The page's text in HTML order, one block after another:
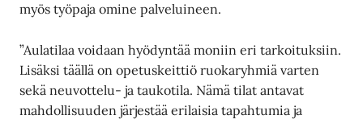
myös työpaja omine palveluineen.
”Aulatilaa voidaan hyödyntää moniin eri tarkoituksiin.
Lisäksi täällä on opetuskeittiö ruokaryhmiä varten
sekä neuvottelu- ja taukotila. Nämä tilat antavat
mahdollisuuden järjestää erilaisia tapahtumia ja